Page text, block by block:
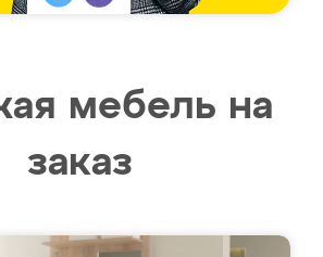
мебель на
заказ